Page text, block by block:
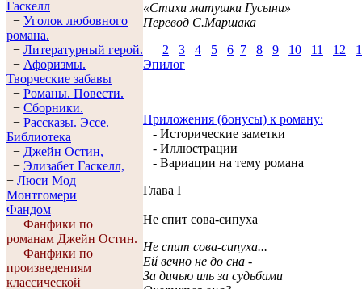
Гaскелл
− Уголок любовного
романа.
− Литературный герой.
− Афоризмы.
Творческие забавы
− Романы. Повести.
− Сборники.
− Рассказы. Эссe.
Библиотека
− Джейн Остин,
− Элизабет Гaскелл,
− Люси Мод
Монтгомери
Фандом
− Фанфики по
романам Джейн Остин.
− Фанфики по
произведениям
классической
«Стихи матушки Гусыни»
Перевод С.Маршака
2
3 4 5 6 7 8 9 10 11 12
Эпилог
Приложения (бонусы) к роману:
- Исторические заметки
- Иллюстрации
- Вариации на тему романа
Глава I
Не спит сова-сипуха
Не спит сова-сипуха...
Ей вечно не до сна -
За дичью иль за судьбами